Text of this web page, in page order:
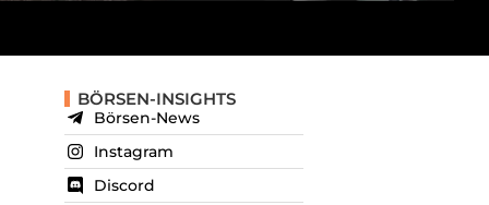
BÖRSEN-INSIGHTS
Börsen-News
Instagram
Discord